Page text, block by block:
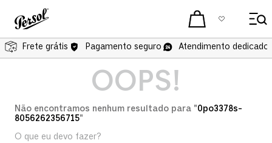
Frete grátis Pagamento seguro Atendimento dedicado
OOPS!
Não encontramos nenhum resultado para "0po3378s-
8056262356715"
O que eu devo fazer?